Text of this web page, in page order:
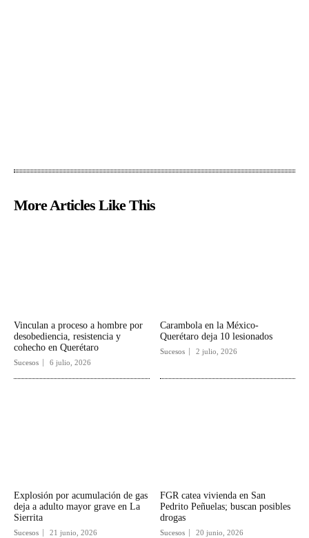
More Articles Like This
Vinculan a proceso a hombre por
desobediencia, resistencia y
cohecho en Querétaro
Sucesos 6 julio, 2026
Carambola en la México-
Querétaro deja 10 lesionados
Sucesos 2 julio, 2026
Explosión por acumulación de gas
deja a adulto mayor grave en La
Sierrita
Sucesos 21 junio, 2026
FGR catea vivienda en San
Pedrito Peñuelas; buscan posibles
drogas
Sucesos 20 junio, 2026